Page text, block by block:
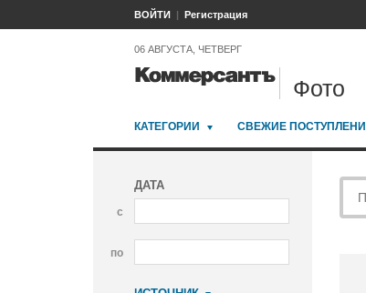
ВОЙТИ Регистрация
06 АВГУСТА, ЧЕТВЕРГ
Фото
КАТЕГОРИИ СВЕЖИЕ
ДАТА
с
по